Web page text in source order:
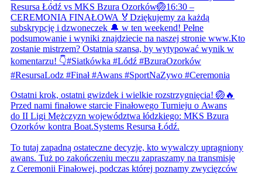
Ostatni krok, ostatni gwizdek i wielkie rozstrzygnięcia! 🏐🔥
Przed nami finałowe starcie Finałowego Turnieju o Awans
do II Ligi Mężczyzn województwa łódzkiego: MKS Bzura
Ozorków kontra Boat.Systems Resursa Łódź.
To tutaj zapadną ostateczne decyzje, kto wywalczy upragniony
awans. Tuż po zakończeniu meczu zapraszamy na transmisję
z Ceremonii Finałowej, podczas której poznamy zwycięzców